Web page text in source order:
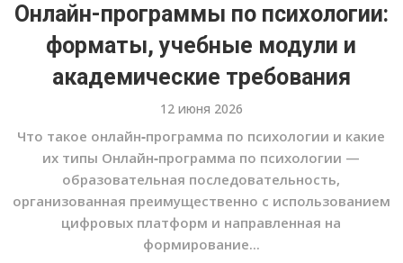
Онлайн-программы по психологии:
форматы, учебные модули и
академические требования
12 июня 2026
Что такое онлайн‑программа по психологии и какие
их типы Онлайн‑программа по психологии —
образовательная последовательность,
организованная преимущественно с использованием
цифровых платформ и направленная на
формирование...